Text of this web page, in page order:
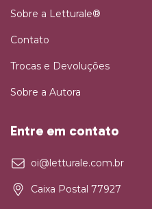
Sobre a Letturale®
Contato
Trocas e Devoluções
Sobre a Autora
Entre em contato
oi@letturale.com.br
Caixa Postal 77927